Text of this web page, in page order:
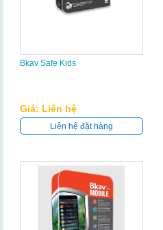
Bkav Safe Kids
Giá: Liên hệ
Liên hệ đặt hàng